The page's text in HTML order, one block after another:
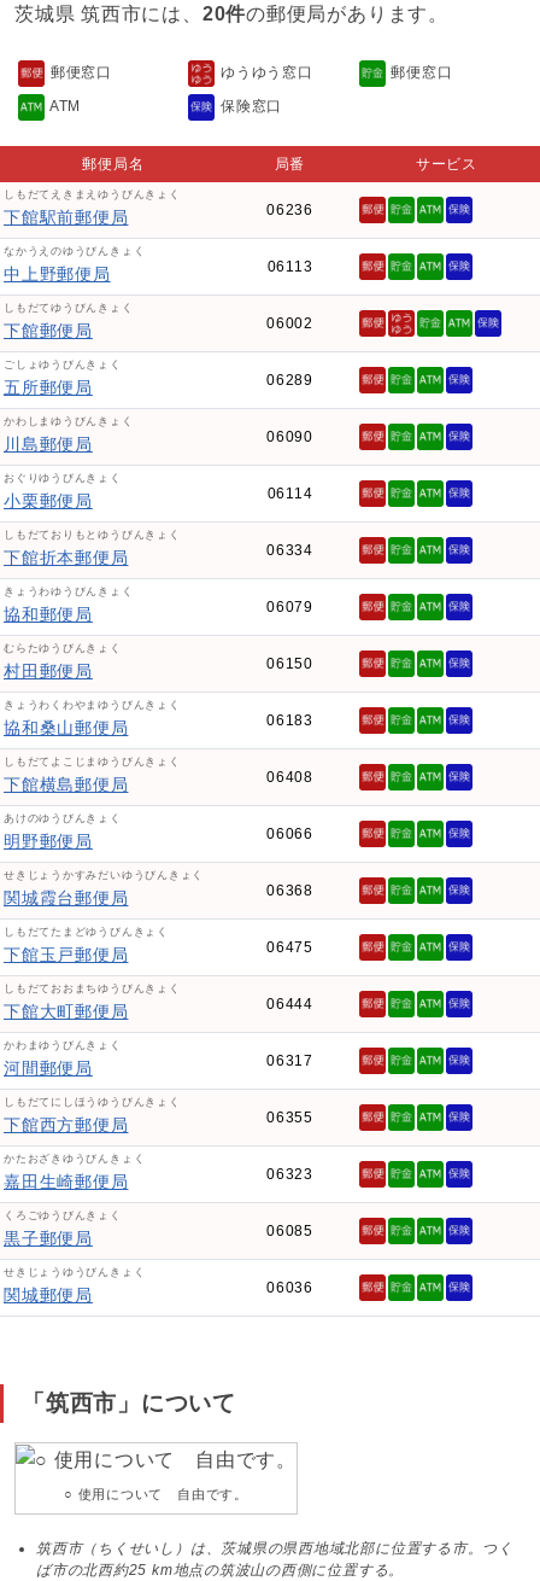
茨城県 筑西市には、 20件の郵便局があります。
郵便窓口 ゆうゆう窓口
郵便窓口
ATM
保険窓口
郵便局名 局番 サービス
しもだてえきまえゆうびんきょく
下館駅前郵便局 06236
なかうえのゆうびんきょく
中上野郵便局 06113
しもだてゆうびんきょく
下館郵便局 06002
ごしょゆうびんきょく
五所郵便局 06289
かわしまゆうびんきょく
川島郵便局 06090
おぐりゆうびんきょく
小栗郵便局 06114
しもだておりもとゆうびんきょく
下館折本郵便局 06334
きょうわゆうびんきょく
協和郵便局 06079
むらたゆうびんきょく
村田郵便局 06150
きょうわくわやまゆうびんきょく
協和桑山郵便局 06183
しもだてよこじまゆうびんきょく
下館横島郵便局 06408
あけのゆうびんきょく
明野郵便局 06066
せきじょうかすみだいゆうびんきょく
関城霞台郵便局 06368
しもだてたまどゆうびんきょく
下館玉戸郵便局 06475
しもだておおまちゆうびんきょく
下館大町郵便局 06444
かわまゆうびんきょく
河間郵便局 06317
しもだてにしほうゆうびんきょく
下館西方郵便局 06355
かたおざきゆうびんきょく
嘉田生崎郵便局 06323
くろごゆうびんきょく
黒子郵便局 06085
せきじょうゆうびんきょく
関城郵便局 06036
「筑西市」について
○ 使用について 自由です。
筑西市（ちくせいし）は、茨城県の県西地域北部に位置する市。つく
ば市の北西約25 km地点の筑波山の西側に位置する。